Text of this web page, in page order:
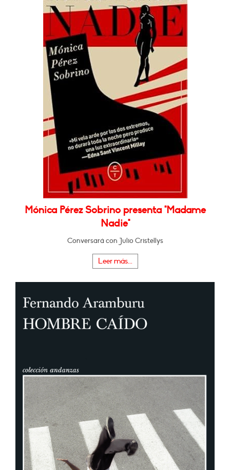
Mónica Pérez Sobrino presenta "Madame
Nadie"
Conversará con Julio Cristellys
Leer más...